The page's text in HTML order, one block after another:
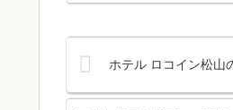
ホテル ロコイン松山